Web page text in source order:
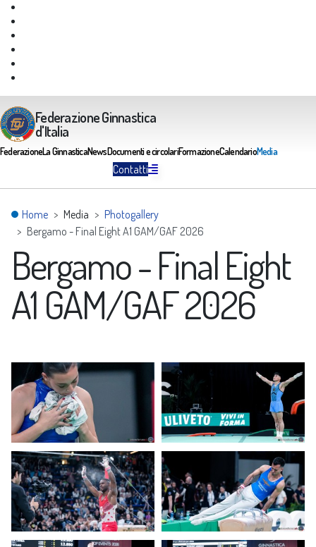
Federazione Ginnastica
d'Italia
FederazioneLa GinnasticaNewsDocumenti e circolariFormazioneCalendarioMedia
Contatti
Home Media
Photogallery
Bergamo - Final Eight A1 GAM/GAF 2026
Bergamo - Final Eight
A1 GAM/GAF 2026